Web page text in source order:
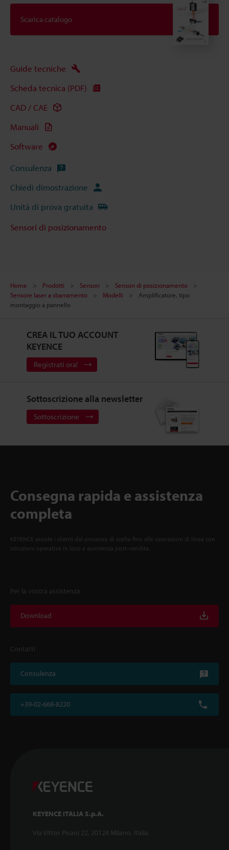
Scarica catalogo
Guide tecniche
Scheda tecnica (PDF)
CAD / CAE
Manuali
Software
Consulenza
Chiedi dimostrazione
Unità di prova gratuita
Sensori di posizionamento
Home Prodotti Sensori
Sensori di posizionamento
Sensore laser a sbarramento
Modelli
Amplificatore, tipo
montaggio a pannello
CREA IL TUO ACCOUNT
KEYENCE
Registrati ora!
Sottoscrizione alla newsletter
Sottoscrizione
Consegna rapida e assistenza
completa
KEYENCE assiste i clienti dal processo di scelta fino alle operazioni di linea con
istruzioni operative in loco e assistenza post-vendita.
Per la vostra assistenza
Download
Contatti
Consulenza
+39-02-668-8220
KEYENCE ITALIA S.p.A.
Via Vittor Pisani 22, 20124 Milano, Italia